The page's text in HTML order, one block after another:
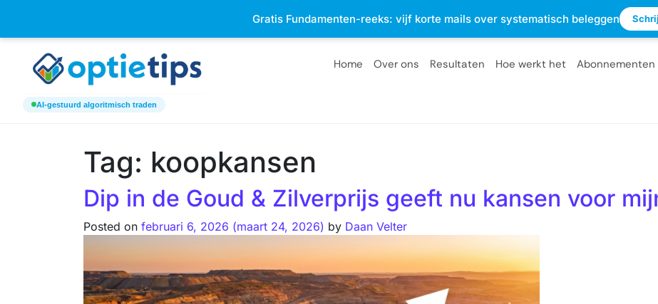
Keizersgracht 520h 1017 EK Amsterdam info@optietips.nl 020 - 2310610
AI-gestuurd algoritmisch traden
Home Over ons Resultaten Hoe werkt het Abonnementen
Tag: koopkansen
Dip in de Goud & Zilverprijs geeft nu kansen voor
Posted on februari 6, 2026 (maart 24, 2026) by Daan Velter
Gratis Fundamenten-reeks: vijf korte mails over systematisch beleggen